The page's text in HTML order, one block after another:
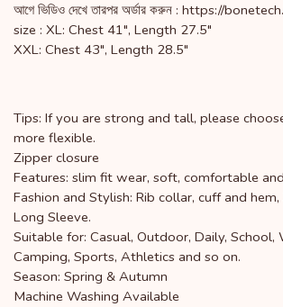
আগে ভিডিও দেখে তারপর অর্ডার করুন : https://
size : XL: Chest 41", Length 27.5"
XXL: Chest 43", Length 28.5"
Tips: If you are strong and tall, please
more flexible.
Zipper closure
Features: slim fit wear, soft, comfortable
Fashion and Stylish: Rib collar, cuff and
Long Sleeve.
Suitable for: Casual, Outdoor, Daily, School,
Camping, Sports, Athletics and so on.
Season: Spring & Autumn
Machine Washing Available